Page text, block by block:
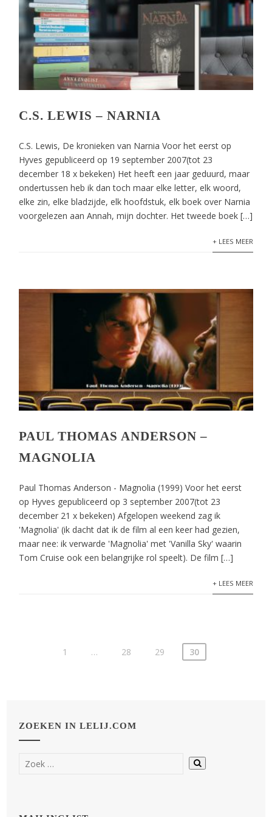
C.S. LEWIS – NARNIA
C.S. Lewis, De kronieken van Narnia Voor het eerst op
Hyves gepubliceerd op 19 september 2007(tot 23
december 18 x bekeken) Het heeft een jaar geduurd, maar
ondertussen heb ik dan toch maar elke letter, elk woord,
elke zin, elke bladzijde, elk hoofdstuk, elk boek over Narnia
voorgelezen aan Annah, mijn dochter. Het tweede boek […]
+ LEES MEER
PAUL THOMAS ANDERSON –
MAGNOLIA
Paul Thomas Anderson - Magnolia (1999) Voor het eerst
op Hyves gepubliceerd op 3 september 2007(tot 23
december 21 x bekeken) Afgelopen weekend zag ik
'Magnolia' (ik dacht dat ik de film al een keer had gezien,
maar nee: ik verwarde 'Magnolia' met 'Vanilla Sky' waarin
Tom Cruise ook een belangrijke rol speelt). De film […]
+ LEES MEER
1 … 28 29 30
ZOEKEN IN LELIJ.COM